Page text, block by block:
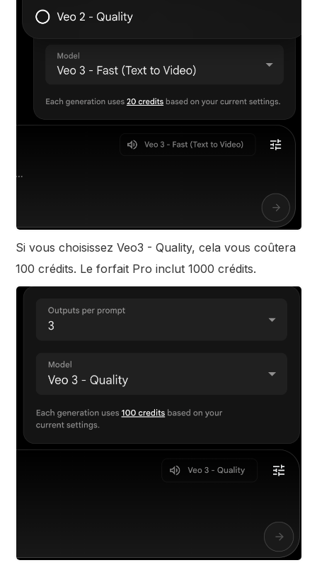
Si vous choisissez Veo3 - Quality, cela vous coûtera
100 crédits. Le forfait Pro inclut 1000 crédits.